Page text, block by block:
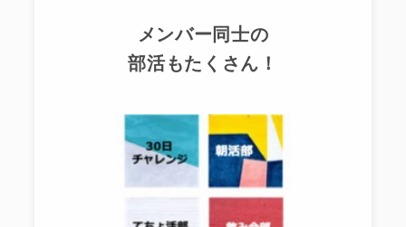
メンバー同士の
部活もたくさん！